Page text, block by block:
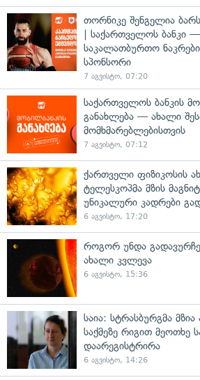
თორნიკე შენგელია
| საქართველოს ბანკი
საკალათბურთო
სპონსორი
7 აგვისტო, 07:20
საქართველოს ბანკის
განახლება — ახალი
მომხმარებლებისთვის
7 აგვისტო, 07:12
ქართველი ფიზიკოსის
ტელესკოპმა მზის
უნიკალური კადრები
6 აგვისტო, 17:20
როგორ უნდა
ახალი კვლევა
6 აგვისტო, 15:36
საია: სტრასბურგმა
საქმეზე რიგით მეოთხე
დაარეგისტრირა
6 აგვისტო, 14:26